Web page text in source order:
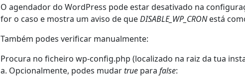
O agendador do WordPress pode estar desativado na
for o caso e mostra um aviso de queDISABLE_WP_CRONestá
Também podes verificar manualmente:
Procura no ficheiro wp-config.php (localizado na raiz da tua
a. Opcionalmente, podes mudartrue parafalse: